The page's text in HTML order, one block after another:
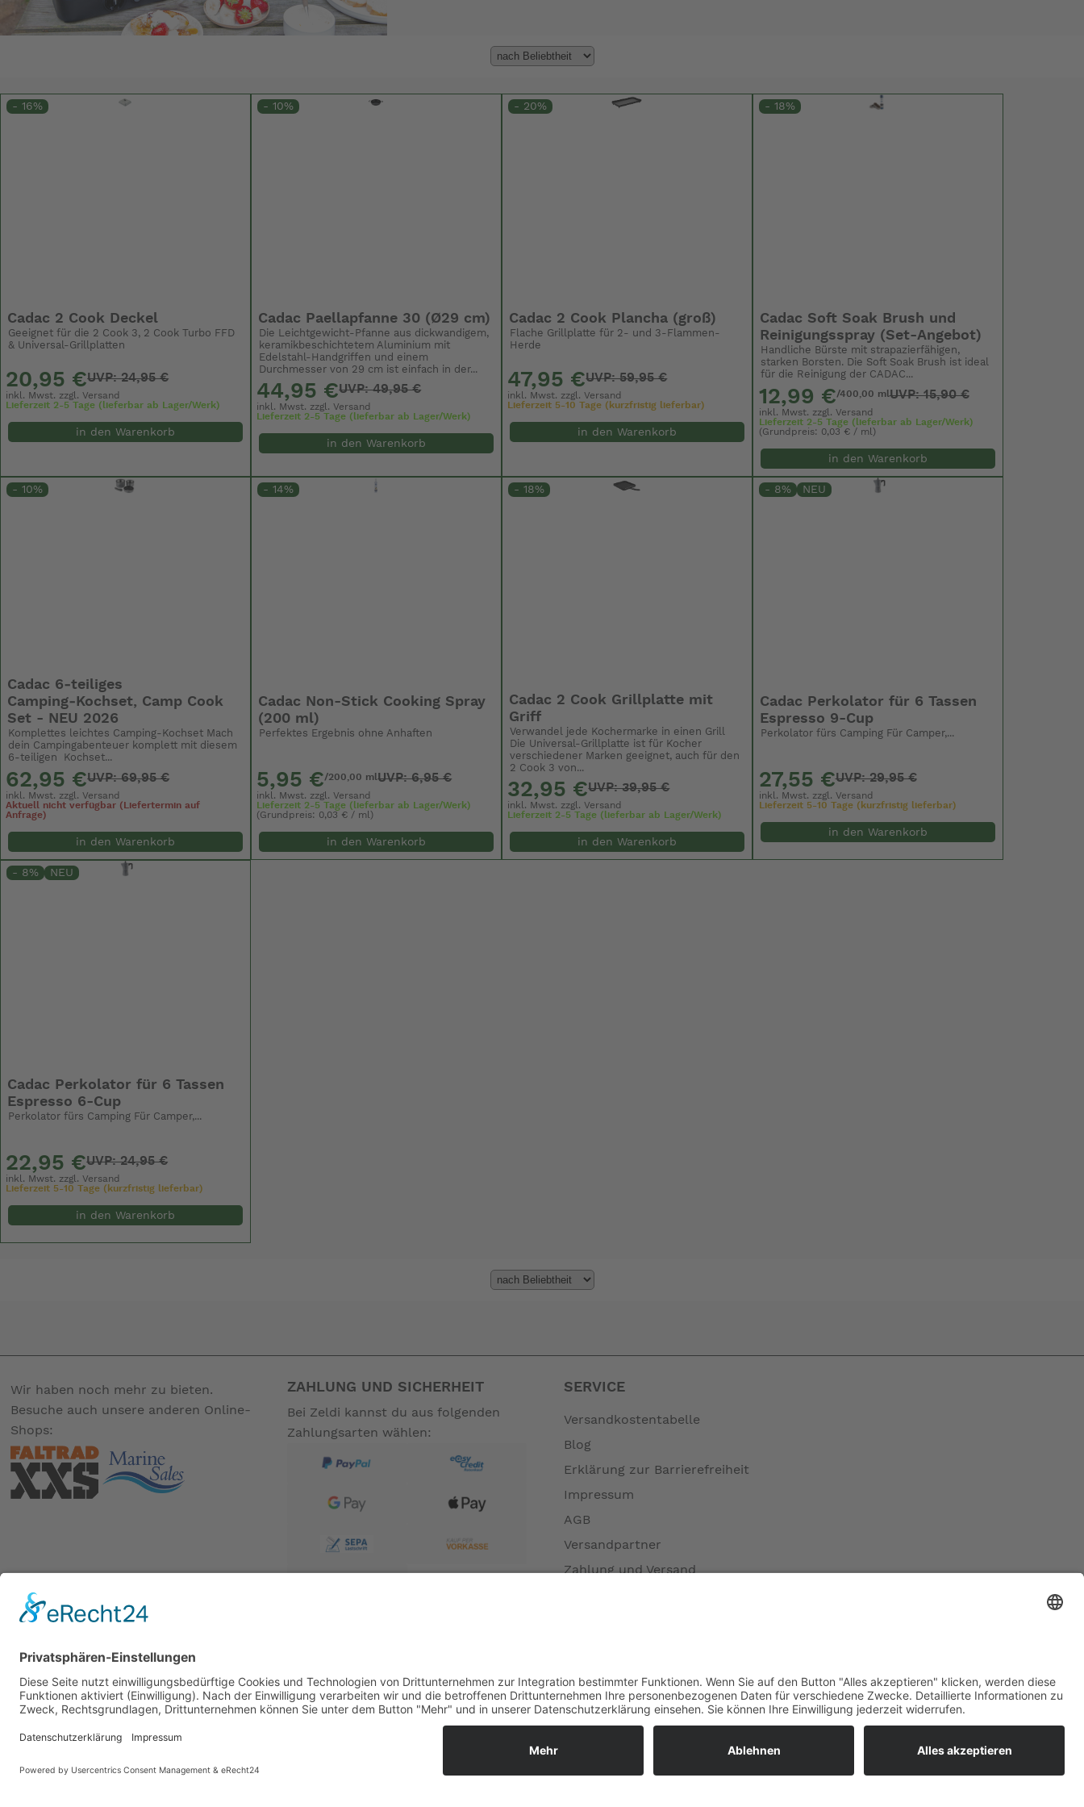
- 16%
Cadac 2 Cook Deckel
Geeignet für die 2 Cook 3, 2 Cook Turbo FFD
& Universal-Grillplatten
20,95 €UVP: 24,95 €
inkl. Mwst. zzgl.Versand
Lieferzeit 2-5 Tage (lieferbar ab Lager/Werk)
in den Warenkorb
- 10%
Cadac Paellapfanne 30 (Ø29 cm)
Die Leichtgewicht-Pfanne aus dickwandigem,
keramikbeschichtetem Aluminium mit
Edelstahl-Handgriffen und einem
Durchmesser von 29 cm ist einfach in der...
44,95 €UVP: 49,95 €
inkl. Mwst. zzgl.Versand
Lieferzeit 2-5 Tage (lieferbar ab Lager/Werk)
in den Warenkorb
- 20%
Cadac 2 Cook Plancha (groß)
Flache Grillplatte für 2- und 3-Flammen-
Herde
47,95 €UVP: 59,95 €
inkl. Mwst. zzgl.Versand
Lieferzeit 5-10 Tage (kurzfristig lieferbar)
in den Warenkorb
- 18%
Cadac Soft Soak Brush und
Reinigungsspray (Set-Angebot)
Handliche Bürste mit strapazierfähigen,
starken Borsten. Die Soft Soak Brush ist ideal
für die Reinigung der CADAC...
12,99 €/400,00 mlUVP: 15,90 €
inkl. Mwst. zzgl. Versand
Lieferzeit 2-5 Tage (lieferbar ab Lager/Werk)
(Grundpreis: 0,03 € / ml)
in den Warenkorb
- 10%
Cadac 6‑teiliges
Camping‑Kochset, Camp Cook
Set - NEU 2026
Komplettes leichtes Camping-Kochset Mach
dein Campingabenteuer komplett mit diesem
6‑teiligen Kochset...
62,95 €UVP: 69,95 €
inkl. Mwst. zzgl.Versand
Aktuell nicht verfügbar (Liefertermin auf
Anfrage)
in den Warenkorb
- 14%
Cadac Non-Stick Cooking Spray
(200 ml)
Perfektes Ergebnis ohne Anhaften
5,95 €/200,00 mlUVP: 6,95 €
inkl. Mwst. zzgl.Versand
Lieferzeit 2-5 Tage (lieferbar ab Lager/Werk)
(Grundpreis: 0,03 € / ml)
in den Warenkorb
- 18%
Cadac 2 Cook Grillplatte mit
Griff
Verwandel jede Kochermarke in einen Grill
Die Universal-Grillplatte ist für Kocher
verschiedener Marken geeignet, auch für den
2 Cook 3 von...
32,95 €UVP: 39,95 €
inkl. Mwst. zzgl.Versand
Lieferzeit 2-5 Tage (lieferbar ab Lager/Werk)
in den Warenkorb
- 8% NEU
Cadac Perkolator für 6 Tassen
Espresso 9-Cup
Perkolator fürs Camping Für Camper,...
27,55 €UVP: 29,95 €
inkl. Mwst. zzgl. Versand
Lieferzeit 5-10 Tage (kurzfristig lieferbar)
in den Warenkorb
- 8% NEU
Cadac Perkolator für 6 Tassen
Espresso 6-Cup
Perkolator fürs Camping Für Camper,...
22,95 €UVP: 24,95 €
inkl. Mwst. zzgl.Versand
Lieferzeit 5-10 Tage (kurzfristig lieferbar)
in den Warenkorb
Wir haben noch mehr zu bieten.
Besuche auch unsere anderen Online-
Shops:
PARTNER
ZAHLUNG UND SICHERHEIT
Bei Zeldi kannst du aus folgenden
Zahlungsarten wählen:
SERVICE
Versandkostentabelle
Blog
Erklärung zur Barrierefreiheit
Impressum
AGB
Versandpartner
Zahlung und Versand
Fernabsatz
Rücknahme (Zelte)
Widerrufsrecht bei Reparaturen